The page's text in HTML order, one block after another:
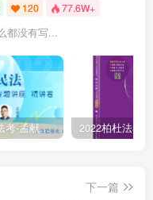
120 77.6W+
都没有写...
2024众合法考-孟献贵民法-精讲卷.pdf
下一篇